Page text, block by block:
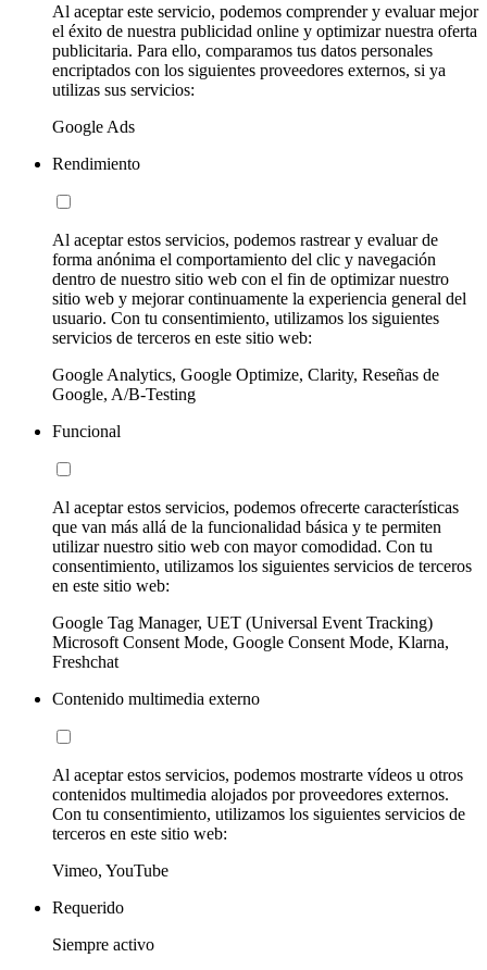
Al aceptar este servicio, podemos comprender y evaluar mejor
el éxito de nuestra publicidad online y optimizar nuestra oferta
publicitaria. Para ello, comparamos tus datos personales
encriptados con los siguientes proveedores externos, si ya
utilizas sus servicios:
Google Ads
Rendimiento
Al aceptar estos servicios, podemos rastrear y evaluar de
forma anónima el comportamiento del clic y navegación
dentro de nuestro sitio web con el fin de optimizar nuestro
sitio web y mejorar continuamente la experiencia general del
usuario. Con tu consentimiento, utilizamos los siguientes
servicios de terceros en este sitio web:
Google Analytics, Google Optimize, Clarity, Reseñas de
Google, A/B-Testing
Funcional
Al aceptar estos servicios, podemos ofrecerte características
que van más allá de la funcionalidad básica y te permiten
utilizar nuestro sitio web con mayor comodidad. Con tu
consentimiento, utilizamos los siguientes servicios de terceros
en este sitio web:
Google Tag Manager, UET (Universal Event Tracking)
Microsoft Consent Mode, Google Consent Mode, Klarna,
Freshchat
Contenido multimedia externo
Al aceptar estos servicios, podemos mostrarte vídeos u otros
contenidos multimedia alojados por proveedores externos.
Con tu consentimiento, utilizamos los siguientes servicios de
terceros en este sitio web:
Vimeo, YouTube
Requerido
Siempre activo